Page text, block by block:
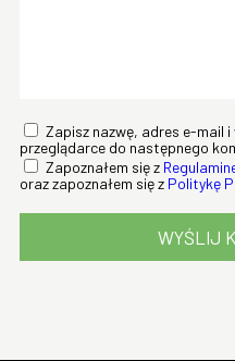
Zapisz nazwę, adres e-mail
przeglądarce do następnego
Zapoznałem się z
oraz zapoznałem się z Politykę